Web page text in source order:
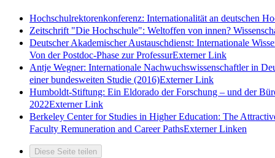
Hochschulrektorenkonferenz: Internationalität an deutschen
Zeitschrift "Die Hochschule": Weltoffen von innen?
Deutscher Akademischer Austauschdienst: Internationale
Von der Postdoc-Phase zur ProfessurExterner Link
Antje Wegner: Internationale Nachwuchswissenschaftler in
einer bundesweiten Studie (2016)Externer Link
Humboldt-Stiftung: Ein Eldorado der Forschung – und der
2022Externer Link
Berkeley Center for Studies in Higher Education: The
Faculty Remuneration and Career PathsExterner Linken
Diese Seite teilen